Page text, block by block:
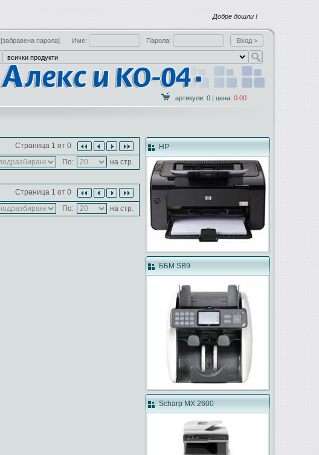
Добре дошли !
[забравена парола] Име: Парола:
артикули: 0 | цена: 0.00
Страница 1 от 0
По: на стр.
Страница 1 от 0
По: на стр.
HP
ББМ SB9
Scharp MX 2600